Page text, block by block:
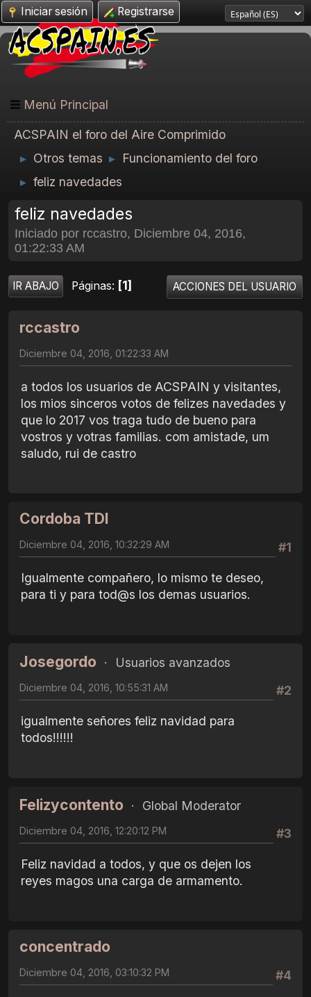
Iniciar sesión Registrarse
Menú Principal
ACSPAIN el foro del Aire Comprimido
► Otros temas ► Funcionamiento del foro
► feliz navedades
feliz navedades
Iniciado por rccastro, Diciembre 04, 2016,
01:22:33 AM
IR ABAJO Páginas 1 ACCIONES DEL USUARIO
rccastro
Diciembre 04, 2016, 01:22:33 AM
a todos los usuarios de ACSPAIN y visitantes,
los mios sinceros votos de felizes navedades y
que lo 2017 vos traga tudo de bueno para
vostros y votras familias. com amistade, um
saludo, rui de castro
Cordoba TDI
#1
Diciembre 04, 2016, 10:32:29 AM
Igualmente compañero, lo mismo te deseo,
para ti y para tod@s los demas usuarios.
Josegordo
Usuarios avanzados
#2
Diciembre 04, 2016, 10:55:31 AM
igualmente señores feliz navidad para
todos!!!!!!
Felizycontento
Global Moderator
#3
Diciembre 04, 2016, 12:20:12 PM
Feliz navidad a todos, y que os dejen los
reyes magos una carga de armamento.
concentrado
#4
Diciembre 04, 2016, 03:10:32 PM